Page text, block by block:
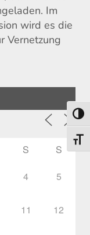
Im
wird es die
Vernetzung
S S
4 5
11 12